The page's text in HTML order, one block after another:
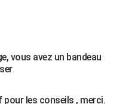
vous avez un bandeau
pour les conseils , merci.